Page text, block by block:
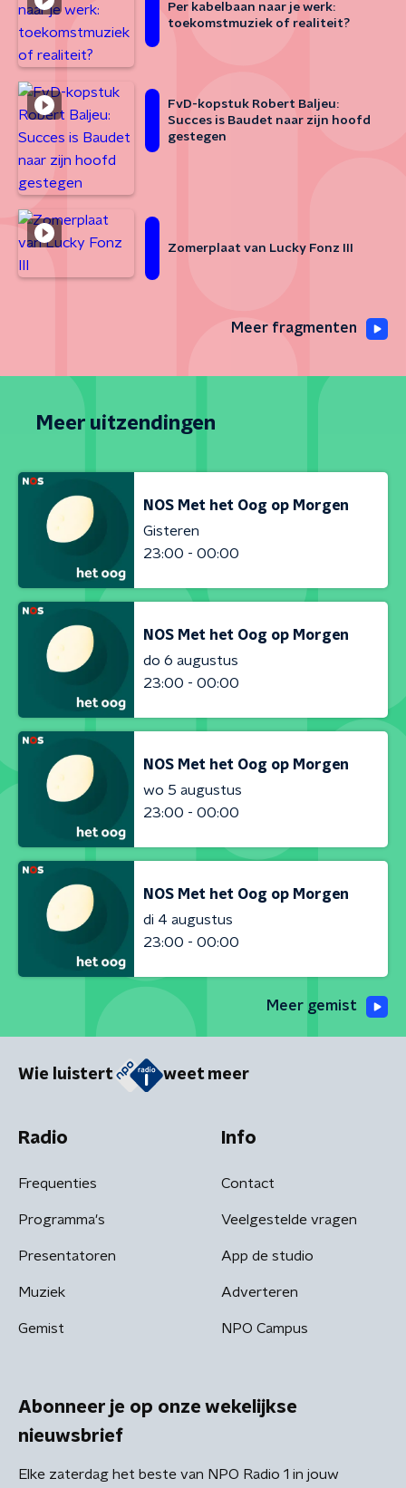
Per kabelbaan naar je werk:
toekomstmuziek of realiteit?
FvD-kopstuk Robert Baljeu:
Succes is Baudet naar zijn hoofd
gestegen
Zomerplaat van Lucky Fonz III
Meer fragmenten
Meer uitzendingen
NOS Met het Oog op Morgen
Gisteren
23:00 - 00:00
NOS Met het Oog op Morgen
do 6 augustus
23:00 - 00:00
NOS Met het Oog op Morgen
wo 5 augustus
23:00 - 00:00
NOS Met het Oog op Morgen
di 4 augustus
23:00 - 00:00
Meer gemist
Wie luistert weet meer
Radio
Frequenties
Programma's
Presentatoren
Muziek
Gemist
Info
Contact
Veelgestelde vragen
App de studio
Adverteren
NPO Campus
Abonneer je op onze wekelijkse
nieuwsbrief
Elke zaterdag het beste van NPO Radio 1 in jouw